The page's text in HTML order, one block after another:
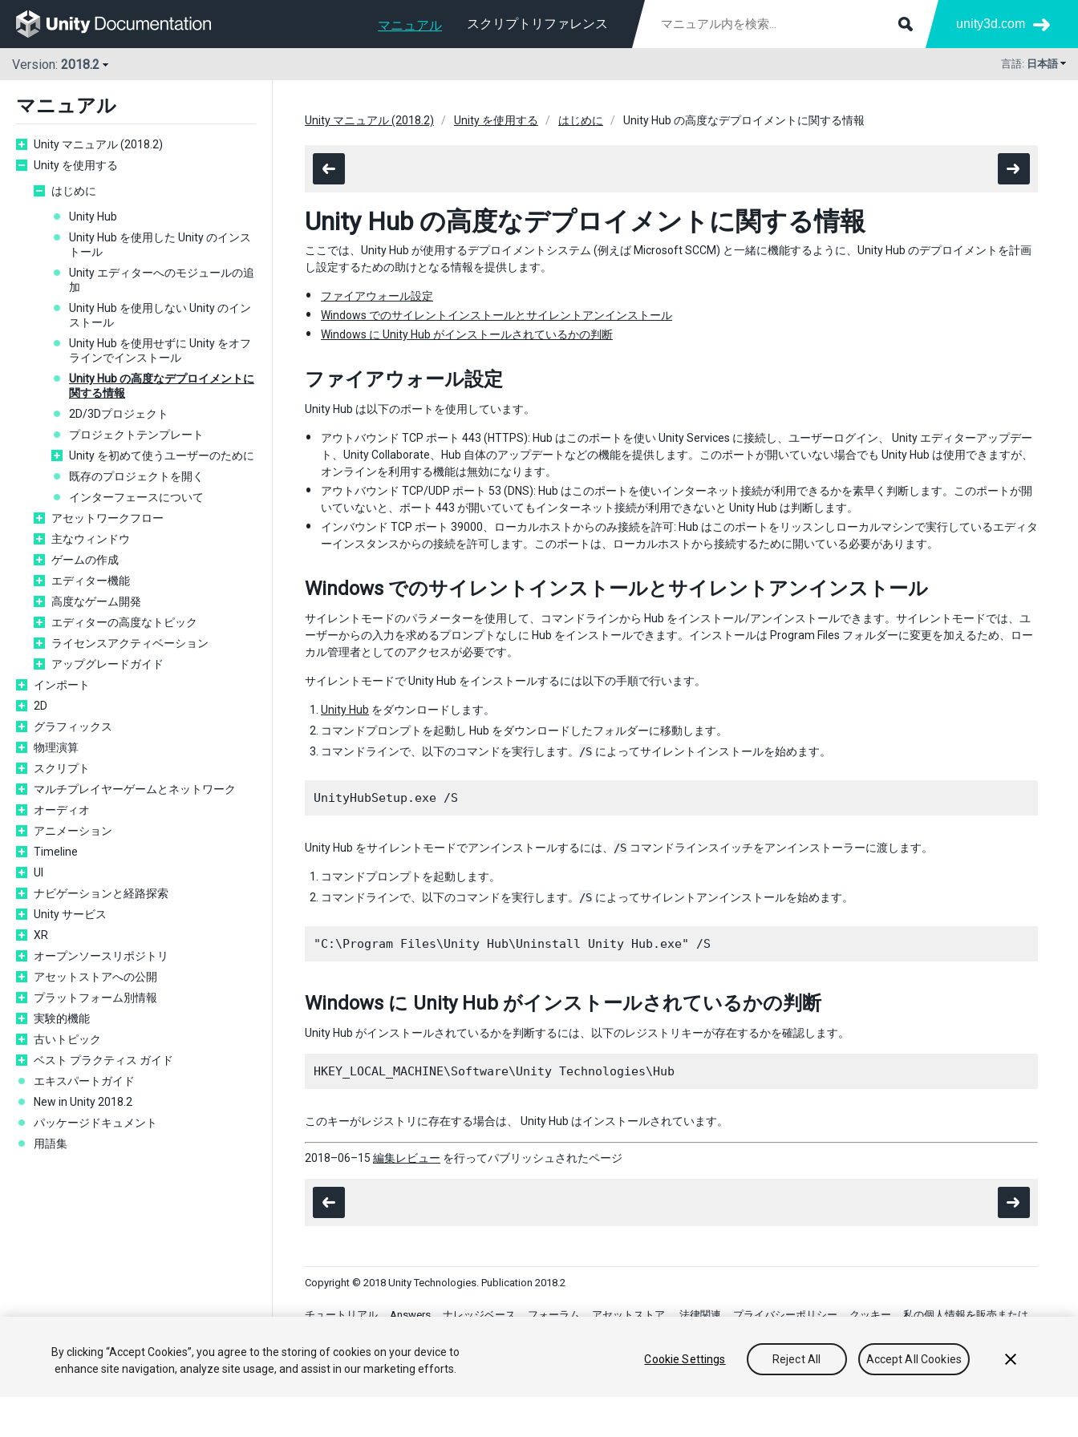
マニュアル スクリプトリファレンス unity3d.com
Version: 2018.2 言語: 日本語
マニュアル
Unity マニュアル (2018.2)
Unity を使用する
はじめに
Unity Hub
Unity Hub を使用した Unity のインス
トール
Unity エディターへのモジュールの追
加
Unity Hub を使用しない Unity のイン
ストール
Unity Hub を使用せずに Unity をオフ
ラインでインストール
Unity Hub の高度なデプロイメントに
関する情報
2D/3Dプロジェクト
プロジェクトテンプレート
Unity を初めて使うユーザーのために
既存のプロジェクトを開く
インターフェースについて
アセットワークフロー
主なウィンドウ
ゲームの作成
エディター機能
高度なゲーム開発
エディターの高度なトピック
ライセンスアクティベーション
アップグレードガイド
インポート
2D
グラフィックス
物理演算
スクリプト
マルチプレイヤーゲームとネットワーク
オーディオ
アニメーション
Timeline
UI
ナビゲーションと経路探索
Unity サービス
XR
オープンソースリポジトリ
アセットストアへの公開
プラットフォーム別情報
実験的機能
古いトピック
ベスト プラクティス ガイド
エキスパートガイド
New in Unity 2018.2
パッケージドキュメント
用語集
Unity マニュアル (2018.2) Unity を使用する はじめに Unity Hub の高度なデプロイメントに関する情報
Unity Hub の高度なデプロイメントに関する情報
ここでは、Unity Hub が使用するデプロイメントシステム (例えば Microsoft SCCM) と一緒に機能するように、Unity Hub のデプロイメントを計画
し設定するための助けとなる情報を提供します。
ファイアウォール設定
Windows でのサイレントインストールとサイレントアンインストール
Windows に Unity Hub がインストールされているかの判断
ファイアウォール設定
Unity Hub は以下のポートを使用しています。
アウトバウンド TCP ポート 443 (HTTPS): Hub はこのポートを使い Unity Services に接続し、ユーザーログイン、 Unity エディターアップデー
ト、Unity Collaborate、Hub 自体のアップデートなどの機能を提供します。このポートが開いていない場合でも Unity Hub は使用できますが、
オンラインを利用する機能は無効になります。
アウトバウンド TCP/UDP ポート 53 (DNS): Hub はこのポートを使いインターネット接続が利用できるかを素早く判断します。このポートが開
いていないと、ポート 443 が開いていてもインターネット接続が利用できないと Unity Hub は判断します。
インバウンド TCP ポート 39000、ローカルホストからのみ接続を許可: Hub はこのポートをリッスンしローカルマシンで実行しているエディタ
ーインスタンスからの接続を許可します。このポートは、ローカルホストから接続するために開いている必要があります。
Windows でのサイレントインストールとサイレントアンインストール
サイレントモードのパラメーターを使用して、コマンドラインから Hub をインストール/アンインストールできます。サイレントモードでは、ユ
ーザーからの入力を求めるプロンプトなしに Hub をインストールできます。インストールは Program Files フォルダーに変更を加えるため、ロー
カル管理者としてのアクセスが必要です。
サイレントモードで Unity Hub をインストールするには以下の手順で行います。
Unity Hub をダウンロードします。
コマンドプロンプトを起動し Hub をダウンロードしたフォルダーに移動します。
コマンドラインで、以下のコマンドを実行します。
/S によってサイレントインストールを始めます。
Unity Hub をサイレントモードでアンインストールするには、 /S コマンドラインスイッチをアンインストーラーに渡します。
コマンドプロンプトを起動します。
コマンドラインで、以下のコマンドを実行します。
/S によってサイレントアンインストールを始めます。
Windows に Unity Hub がインストールされているかの判断
Unity Hub がインストールされているかを判断するには、以下のレジストリキーが存在するかを確認します。
このキーがレジストリに存在する場合は、 Unity Hub はインストールされています。
2018–06–15 編集レビュー を行ってパブリッシュされたページ
Copyright © 2018 Unity Technologies. Publication 2018.2
チュートリアル Answers ナレッジベース フォーラム アセットストア 法律関連 プライバシーポリシー クッキー 私の個人情報を販売または
共有しない Your Privacy Choices (Cookie Settings)
フィードバック
By clicking “Accept Cookies”, you agree to the storing of cookies on your device to
enhance site navigation, analyze site usage, and assist in our marketing efforts.
Cookie Settings Reject All Accept All Cookies